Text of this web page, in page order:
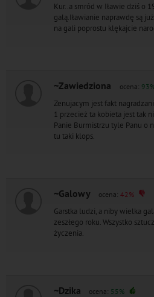
Kur..a smród w Iławie dziś o
galą.Iławianie naprawdę są
na gali poprostu klękajcie
~Zawiedziona ocena:
Zenujacym jest fakt
1 przecież ta kobieta jest tak
Panie Burmistrzu tyle Panu o
tu taki klops.
~Galowy ocena: 42%
Garstka ludzi, a niby wielka
zeszłego roku. Wszystko
życzenia.
~Dzika ocena: 55%